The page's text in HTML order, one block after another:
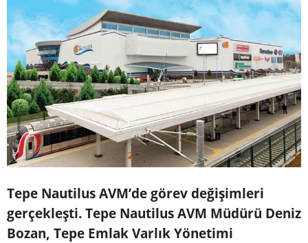
Tepe Nautilus AVM’de görev değişimleri
gerçekleşti. Tepe Nautilus AVM Müdürü Deniz
Bozan, Tepe Emlak Varlık Yönetimi